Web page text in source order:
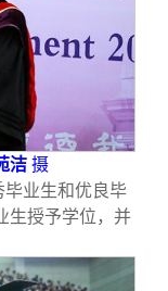
洁 摄
业生和优良毕
生授予学位，并